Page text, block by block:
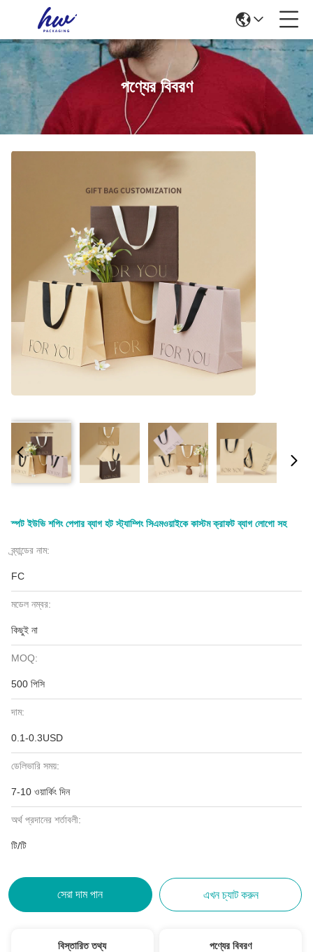
পণ্যের বিবরণ
স্পট ইউভি শপিং পেপার ব্যাগ হট স্ট্যাম্পিং সিএমওয়াইকে কাস্টম ক্রাফট ব্যাগ লোগো সহ
ব্র্যান্ডের নাম:
FC
মডেল নম্বর:
কিছুই না
MOQ:
500 পিসি
দাম:
0.1-0.3USD
ডেলিভারি সময়:
7-10 ওয়ার্কিং দিন
অর্থ প্রদানের শর্তাবলী:
টি/টি
সেরা দাম পান এখন চ্যাট করুন
বিস্তারিত তথ্য পণ্যের বিবরণ